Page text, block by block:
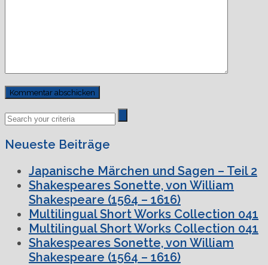
Previous
Post
Next
Post
Neueste Beiträge
Japanische Märchen und Sagen – Teil 2
Shakespeares Sonette, von William
Shakespeare (1564 – 1616)
Multilingual Short Works Collection 041
Multilingual Short Works Collection 041
Shakespeares Sonette, von William
Shakespeare (1564 – 1616)